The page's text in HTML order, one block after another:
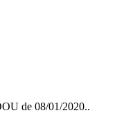
de 08/01/2020..